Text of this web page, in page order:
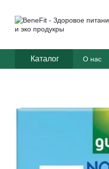
Каталог О нас